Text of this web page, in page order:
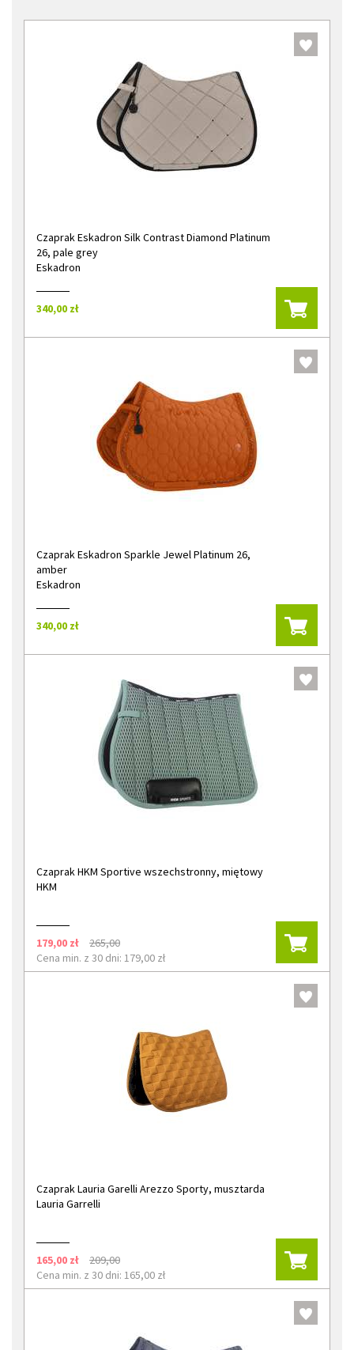
Czaprak Eskadron Silk Contrast Diamond Platinum
26, pale grey
Eskadron
340,00 zł
Czaprak Eskadron Sparkle Jewel Platinum 26,
amber
Eskadron
340,00 zł
Czaprak HKM Sportive wszechstronny, miętowy
HKM
179,00 zł
265,00
Cena min. z 30 dni: 179,00 zł
Czaprak Lauria Garelli Arezzo Sporty, musztarda
Lauria Garrelli
165,00 zł
209,00
Cena min. z 30 dni: 165,00 zł